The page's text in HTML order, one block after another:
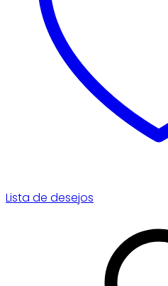
Lista de desejos